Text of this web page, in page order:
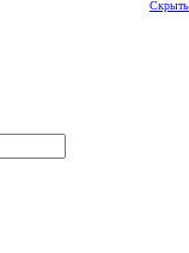
Скрыть